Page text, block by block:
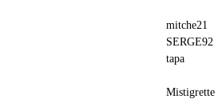
mitche21
SERGE92
tapa
Mistigrette